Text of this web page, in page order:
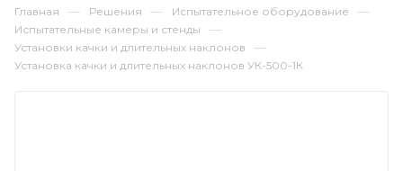
Главная — Решения — Испытательное оборудование —
Испытательные камеры и стенды —
Установки качки и длительных наклонов —
Установка качки и длительных наклонов УК-500-1К